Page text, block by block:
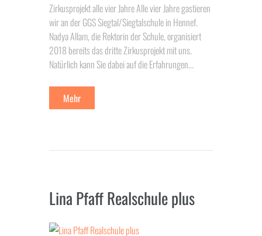
Zirkusprojekt alle vier Jahre Alle vier Jahre gastieren
wir an der GGS Siegtal/Siegtalschule in Hennef.
Nadya Allam, die Rektorin der Schule, organisiert
2018 bereits das dritte Zirkusprojekt mit uns.
Natürlich kann Sie dabei auf die Erfahrungen...
Mehr
Lina Pfaff Realschule plus